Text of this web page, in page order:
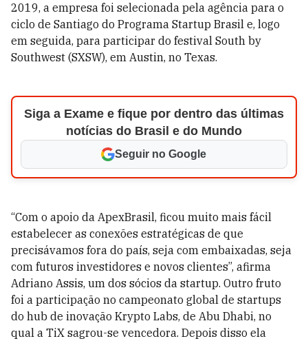
2019, a empresa foi selecionada pela agência para o
ciclo de Santiago do Programa Startup Brasil e, logo
em seguida, para participar do festival South by
Southwest (SXSW), em Austin, no Texas.
Siga a Exame e fique por dentro das últimas
notícias do Brasil e do Mundo
Seguir no Google
“Com o apoio da ApexBrasil, ficou muito mais fácil
estabelecer as conexões estratégicas de que
precisávamos fora do país, seja com embaixadas, seja
com futuros investidores e novos clientes”, afirma
Adriano Assis, um dos sócios da startup. Outro fruto
foi a participação no campeonato global de startups
do hub de inovação Krypto Labs, de Abu Dhabi, no
qual a TiX sagrou-se vencedora. Depois disso ela